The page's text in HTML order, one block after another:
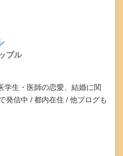
プル
学生・医師の恋愛、結婚に関
発信中 / 都内在住 / 他ブログも